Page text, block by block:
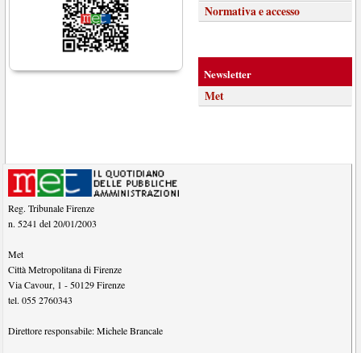
Normativa e accesso
Newsletter
Met
Reg. Tribunale Firenze
n. 5241 del 20/01/2003
Met
Città Metropolitana di Firenze
Via Cavour, 1 - 50129 Firenze
tel.055 2760343
Direttore responsabile:Michele Brancale